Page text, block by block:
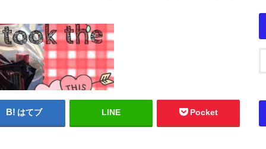
はてブ LINE Pocket